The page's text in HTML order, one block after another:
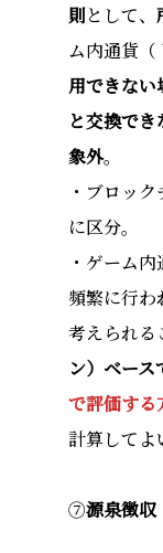
則として、
ム内通貨
用できな
と交換でき
象外。
・ブロッ
に区分。
・ゲーム
頻繁に行わ
考えられ
ン）ベー
で評価す
計算してよ
⑦源泉徴収